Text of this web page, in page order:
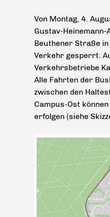
Von Montag, 4.
Gustav-
Beuthener Straße
Verkehr gesperrt.
Verkehrsbetriebe
Alle Fahrten der
zwischen den
Campus-Ost
erfolgen (siehe